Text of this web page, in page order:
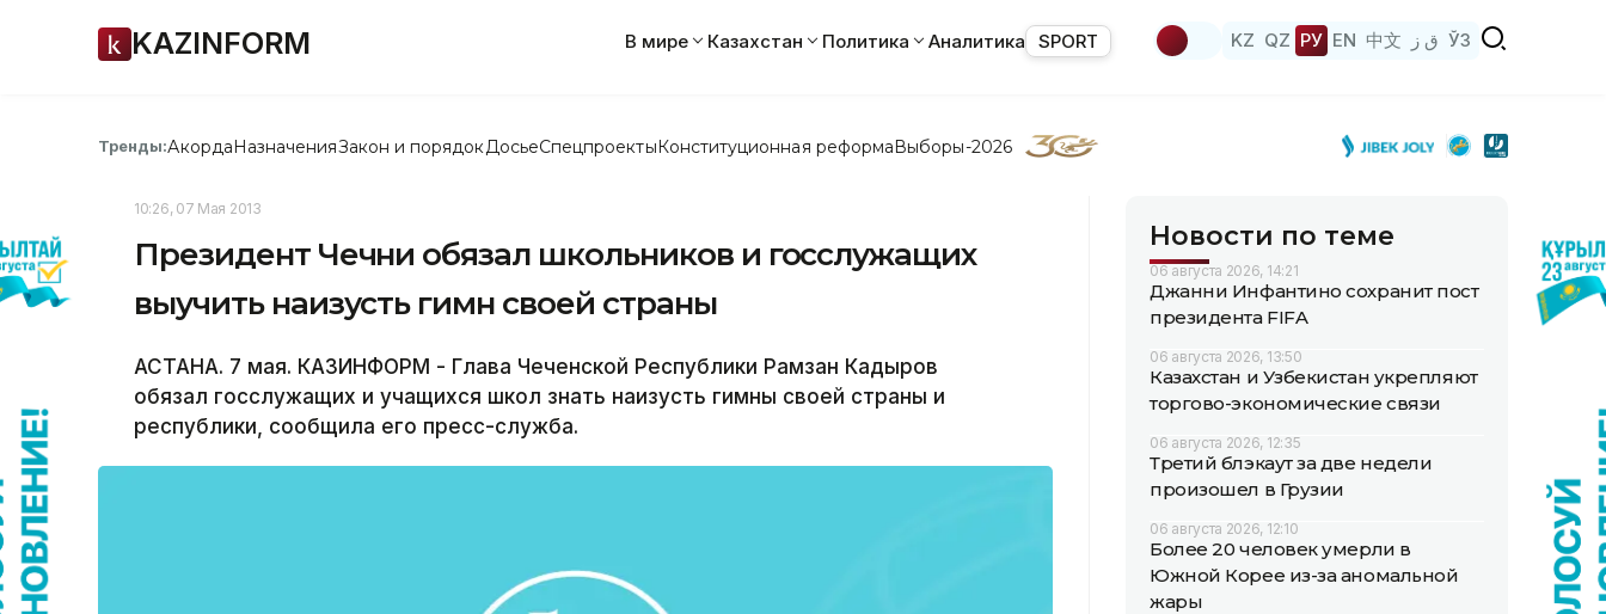
KAZINFORM В мире Казахстан Политика Аналитика SPORT KZ QZ РУ EN 中文 ق ز ЎЗ
Тренды:АкордаНазначенияЗакон и порядок ДосьеСпецпроектыКонституционная реформаВыборы-2026
10:26, 07 Мая 2013
Президент Чечни обязал школьников и госслужащих
выучить наизусть гимн своей страны
АСТАНА. 7 мая. КАЗИНФОРМ - Глава Чеченской Республики Рамзан Кадыров
обязал госслужащих и учащихся школ знать наизусть гимны своей страны и
республики, сообщила его пресс-служба.
Новости по теме
06 августа 2026, 14:21
Джанни Инфантино сохранит пост
президента FIFA
06 августа 2026, 13:50
Казахстан и Узбекистан укрепляют
торгово-экономические связи
06 августа 2026, 12:35
Третий блэкаут за две недели
произошел в Грузии
06 августа 2026, 12:10
Более 20 человек умерли в
Южной Корее из-за аномальной
жары